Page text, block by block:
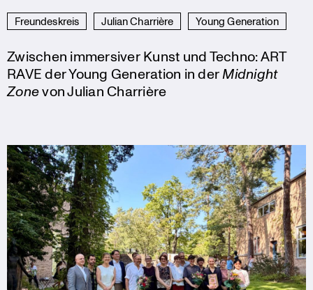
Freundeskreis Julian Charrière Young Generation
Zwischen immersiver Kunst und Techno: ART
RAVE der Young Generation in derMidnight
Zonevon Julian Charrière